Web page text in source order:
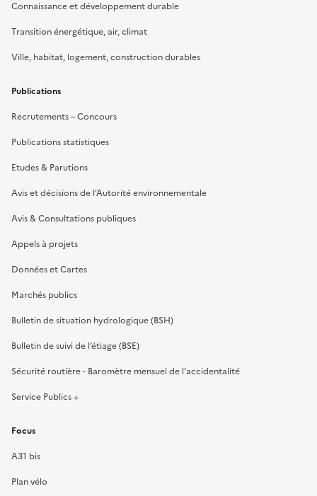
Connaissance et développement durable
Transition énergétique, air, climat
Ville, habitat, logement, construction durables
Publications
Recrutements – Concours
Publications statistiques
Etudes & Parutions
Avis et décisions de l’Autorité environnementale
Avis & Consultations publiques
Appels à projets
Données et Cartes
Marchés publics
Bulletin de situation hydrologique (BSH)
Bulletin de suivi de l’étiage (BSE)
Sécurité routière - Baromètre mensuel de l’accidentalité
Service Publics +
Focus
A31 bis
Plan vélo